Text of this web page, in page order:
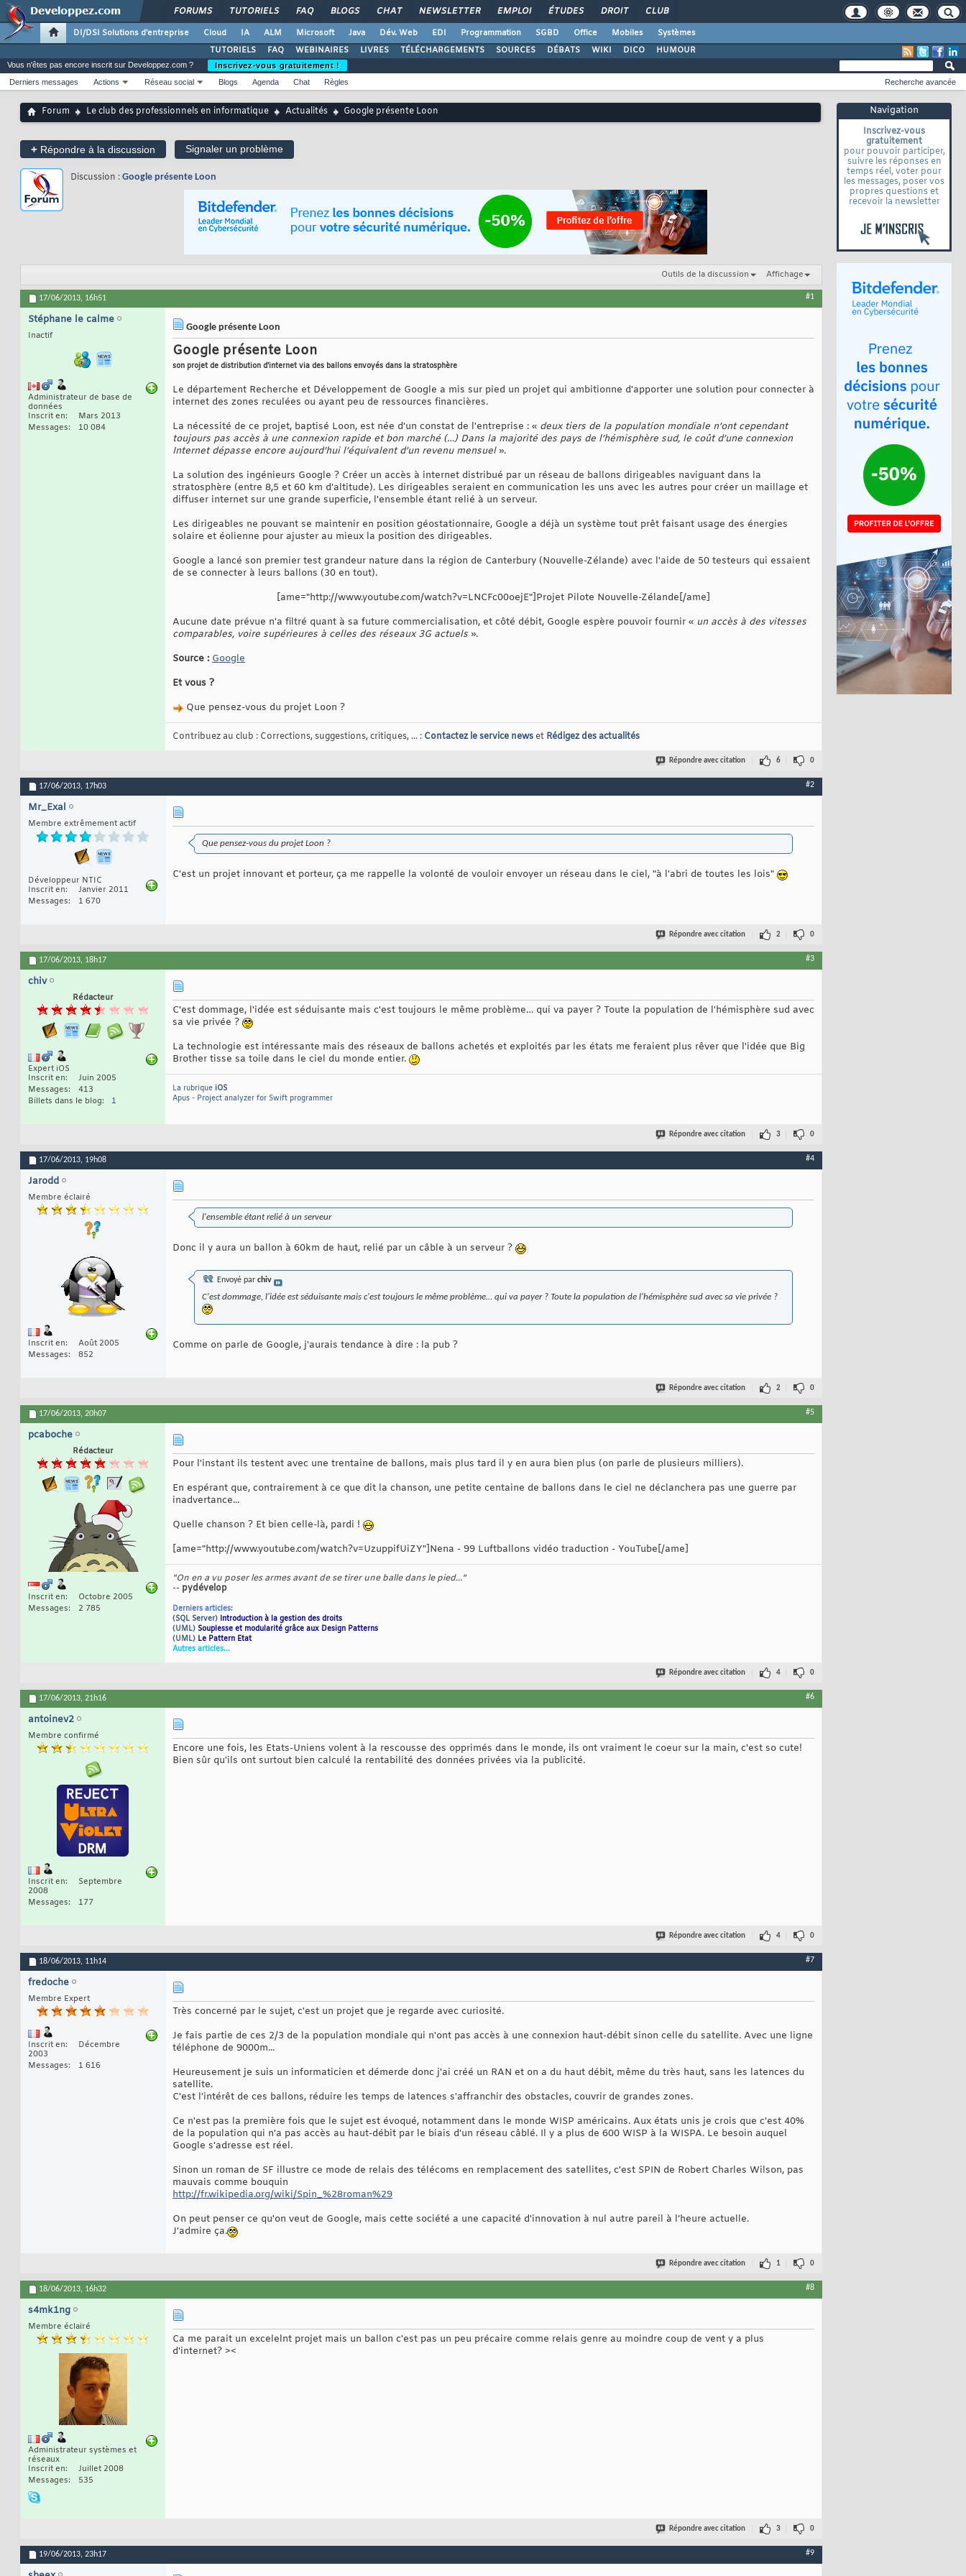
FORUMS TUTORIELS FAQ BLOGS CHAT NEWSLETTER EMPLOI ÉTUDES DROIT CLUB
DI/DSI Solutions d'entreprise Cloud IA ALM Microsoft Java Dév. Web EDI Programmation SGBD Office Mobiles
Systèmes
TUTORIELS
FAQ WEBINAIRES LIVRES TÉLÉCHARGEMENTS SOURCES DÉBATS WIKI DICO HUMOUR
Navigation
Inscrivez-vous
gratuitement
pour pouvoir participer,
suivre les réponses en
temps réel, voter pour
les messages, poser vos
propres questions et
recevoir la newsletter
Vous n'êtes pas encore inscrit sur Developpez.com ?
Inscrivez-vous gratuitement !
Derniers messages
Actions Réseau social Blogs Agenda Chat Règles Recherche avancée
Forum Le club des professionnels en informatique Actualités Google présente Loon
+ Répondre à la discussion Signaler un problème
Discussion : Google présente Loon
Outils de la discussion Affichage
17/06/2013, 16h51 #1
Stéphane le calme
Inactif
Administrateur de base de
données
Inscrit en
Mars 2013
Messages
10 084
Google présente Loon
Google présente Loon
son projet de distribution d'internet via des ballons envoyés dans la stratosphère
Le département Recherche et Développement de Google a mis sur pied un projet qui ambitionne d'apporter une solution pour connecter à
internet des zones reculées ou ayant peu de ressources financières.
La nécessité de ce projet, baptisé Loon, est née d'un constat de l'entreprise : « deux tiers de la population mondiale n’ont cependant
toujours pas accès à une connexion rapide et bon marché (…) Dans la majorité des pays de l’hémisphère sud, le coût d’une connexion
Internet dépasse encore aujourd’hui l’équivalent d’un revenu mensuel».
La solution des ingénieurs Google ? Créer un accès à internet distribué par un réseau de ballons dirigeables naviguant dans la
stratosphère (entre 8,5 et 60 km d'altitude). Les dirigeables seraient en communication les uns avec les autres pour créer un maillage et
diffuser internet sur une grande superficie, l'ensemble étant relié à un serveur.
Les dirigeables ne pouvant se maintenir en position géostationnaire, Google a déjà un système tout prêt faisant usage des énergies
solaire et éolienne pour ajuster au mieux la position des dirigeables.
Google a lancé son premier test grandeur nature dans la région de Canterbury (Nouvelle-Zélande) avec l'aide de 50 testeurs qui essaient
de se connecter à leurs ballons (30 en tout).
[ame="http://www.youtube.com/watch?v=LNCFc00oejE"]Projet Pilote Nouvelle-Zélande[/ame]
Aucune date prévue n'a filtré quant à sa future commercialisation, et côté débit, Google espère pouvoir fournir « un accès à des vitesses
comparables, voire supérieures à celles des réseaux 3G actuels ».
Source : Google
Et vous ?
Que pensez-vous du projet Loon ?
Contribuez au club : Corrections, suggestions, critiques, ... : Contactez le service newset Rédigez des actualités
Répondre avec citation 6 0
17/06/2013, 17h03 #2
Mr_Exal
Membre extrêmement actif
Développeur NTIC
Inscrit en
Janvier 2011
Messages
1 670
Que pensez-vous du projet Loon ?
C'est un projet innovant et porteur, ça me rappelle la volonté de vouloir envoyer un réseau dans le ciel, "à l'abri de toutes les lois"
Répondre avec citation 2 0
17/06/2013, 18h17 #3
chiv
Rédacteur
Expert iOS
Inscrit en
Juin 2005
Messages
413
Billets dans le blog
1
C'est dommage, l'idée est séduisante mais c'est toujours le même problème… qui va payer ? Toute la population de l'hémisphère sud avec
sa vie privée ?
La technologie est intéressante mais des réseaux de ballons achetés et exploités par les états me feraient plus rêver que l'idée que Big
Brother tisse sa toile dans le ciel du monde entier.
La rubrique iOS
Apus - Project analyzer for Swift programmer
Répondre avec citation 3 0
17/06/2013, 19h08 #4
Jarodd
Membre éclairé
Inscrit en
Août 2005
Messages
852
l'ensemble étant relié à un serveur
Donc il y aura un ballon à 60km de haut, relié par un câble à un serveur ?
Envoyé par chiv
C'est dommage, l'idée est séduisante mais c'est toujours le même problème… qui va payer ? Toute la population de l'hémisphère sud avec sa vie privée ?
Comme on parle de Google, j'aurais tendance à dire : la pub ?
Répondre avec citation 2 0
17/06/2013, 20h07 #5
pcaboche
Rédacteur
Inscrit en
Octobre 2005
Messages
2 785
Pour l'instant ils testent avec une trentaine de ballons, mais plus tard il y en aura bien plus (on parle de plusieurs milliers).
En espérant que, contrairement à ce que dit la chanson, une petite centaine de ballons dans le ciel ne déclanchera pas une guerre par
inadvertance...
Quelle chanson ? Et bien celle-là, pardi !
[ame="http://www.youtube.com/watch?v=UzuppifUiZY"]Nena - 99 Luftballons vidéo traduction - YouTube[/ame]
"On en a vu poser les armes avant de se tirer une balle dans le pied..."
-- pydévelop
Derniers articles:
(SQL Server) Introduction à la gestion des droits
(UML) Souplesse et modularité grâce aux Design Patterns
(UML) Le Pattern Etat
Autres articles...
Répondre avec citation 4 0
17/06/2013, 21h16 #6
antoinev2
Membre confirmé
Inscrit en
Septembre
2008
Messages
177
Encore une fois, les Etats-Uniens volent à la rescousse des opprimés dans le monde, ils ont vraiment le coeur sur la main, c'est so cute!
Bien sûr qu'ils ont surtout bien calculé la rentabilité des données privées via la publicité.
Répondre avec citation 4 0
18/06/2013, 11h14 #7
fredoche
Membre Expert
Inscrit en
Décembre
2003
Messages
1 616
Très concerné par le sujet, c'est un projet que je regarde avec curiosité.
Je fais partie de ces 2/3 de la population mondiale qui n'ont pas accès à une connexion haut-débit sinon celle du satellite. Avec une ligne
téléphone de 9000m...
Heureusement je suis un informaticien et démerde donc j'ai créé un RAN et on a du haut débit, même du très haut, sans les latences du
satellite.
C'est l'intérêt de ces ballons, réduire les temps de latences s'affranchir des obstacles, couvrir de grandes zones.
Ce n'est pas la première fois que le sujet est évoqué, notamment dans le monde WISP américains. Aux états unis je crois que c'est 40%
de la population qui n'a pas accès au haut-débit par le biais d'un réseau câblé. Il y a plus de 600 WISP à la WISPA. Le besoin auquel
Google s'adresse est réel.
Sinon un roman de SF illustre ce mode de relais des télécoms en remplacement des satellites, c'est SPIN de Robert Charles Wilson, pas
mauvais comme bouquin
http://fr.wikipedia.org/wiki/Spin_%28roman%29
On peut penser ce qu'on veut de Google, mais cette société a une capacité d'innovation à nul autre pareil à l’heure actuelle.
J'admire ça.
Répondre avec citation 1 0
18/06/2013, 16h32 #8
s4mk1ng
Membre éclairé
Administrateur systèmes et
réseaux
Inscrit en
Juillet 2008
Messages
535
Ca me parait un excelelnt projet mais un ballon c'est pas un peu précaire comme relais genre au moindre coup de vent y a plus
d'internet? ><
Répondre avec citation 3 0
19/06/2013, 23h17 #9